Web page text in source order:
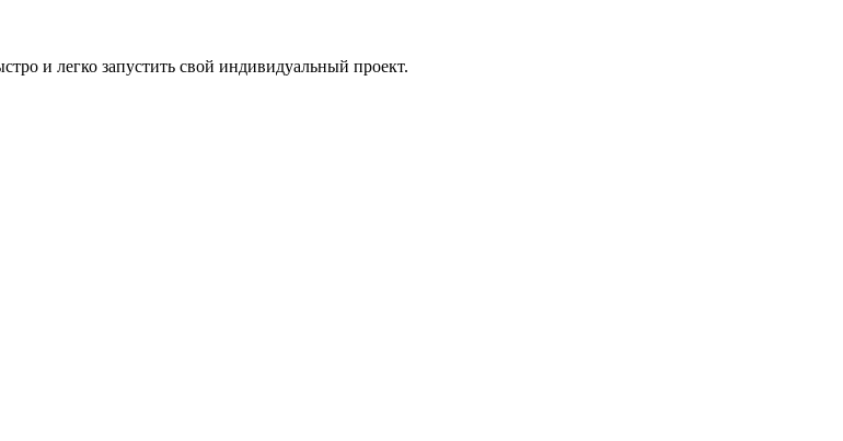
и легко запустить свой индивидуальный проект.